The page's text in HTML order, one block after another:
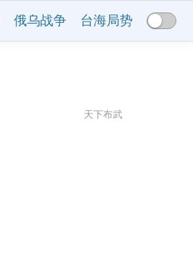
俄乌战争 台海局势
天下布武